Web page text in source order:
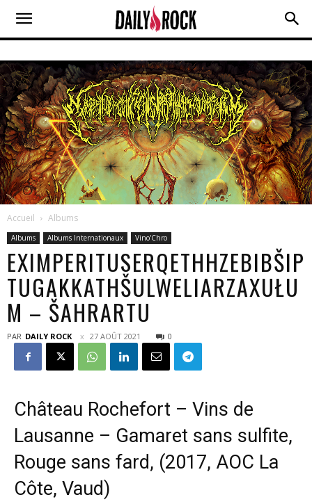
Accueil Albums
Albums Albums Internationaux Vino'Chro
EXIMPERITUSERQETHHZEBIBŠIP
TUGAKKATHŠULWELIARZAXUŁU
M – ŠAHRARTU
PAR DAILY ROCK 27 AOÛT 2021 0
Château Rochefort – Vins de
Lausanne – Gamaret sans sulfite,
Rouge sans fard, (2017, AOC La
Côte, Vaud)